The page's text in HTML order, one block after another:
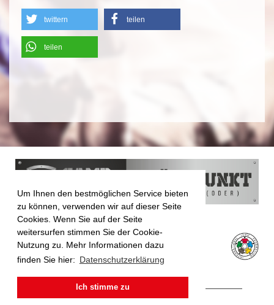
Um Ihnen den bestmöglichen Service bieten
zu können, verwenden wir auf dieser Seite
Cookies. Wenn Sie auf der Seite
weitersurfen stimmen Sie der Cookie-
Nutzung zu. Mehr Informationen dazu
finden Sie hier: Datenschutzerklärung
Ich stimme zu
twittern teilen
teilen